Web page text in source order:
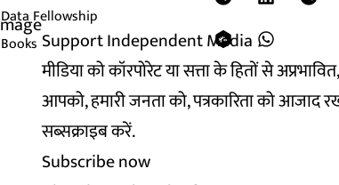
Support Independent Media
मीडिया को कॉरपोरेट या सत्ता के हितों से
आपको, हमारी जनता को, पत्रकारिता को
सब्सक्राइब करें.
Subscribe now
Data Fellowship
Books